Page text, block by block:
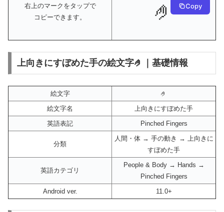
右上のマークをタップで
コピーできます。
🤌 Copy
上向きにすぼめた手の絵文字🤌｜基礎情報
絵文字
🤌
絵文字名
上向きにすぼめた手
英語表記
Pinched Fingers
分類
人間・体 → 手の動き → 上向きに
すぼめた手
英語カテゴリ
People & Body → Hands →
Pinched Fingers
Android ver.
11.0+